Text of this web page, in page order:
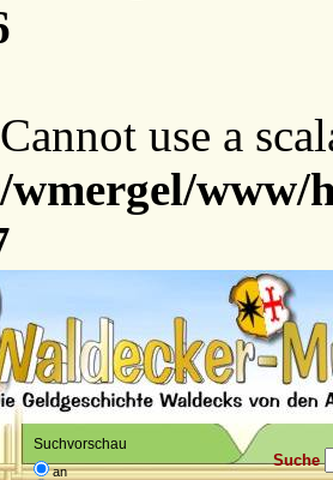
use a
Suchvorschau
an
Suche